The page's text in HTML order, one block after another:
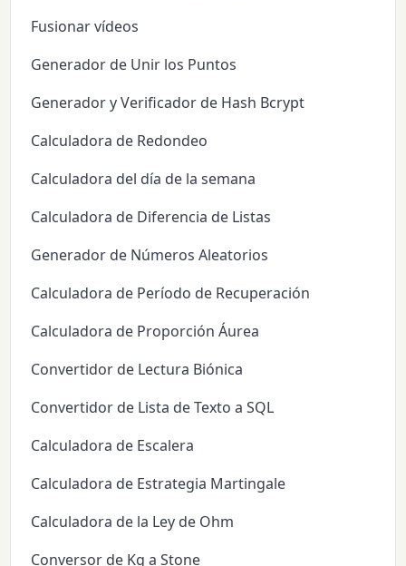
Fusionar vídeos
Generador de Unir los Puntos
Generador y Verificador de Hash Bcrypt
Calculadora de Redondeo
Calculadora del día de la semana
Calculadora de Diferencia de Listas
Generador de Números Aleatorios
Calculadora de Período de Recuperación
Calculadora de Proporción Áurea
Convertidor de Lectura Biónica
Convertidor de Lista de Texto a SQL
Calculadora de Escalera
Calculadora de Estrategia Martingale
Calculadora de la Ley de Ohm
Conversor de Kg a Stone